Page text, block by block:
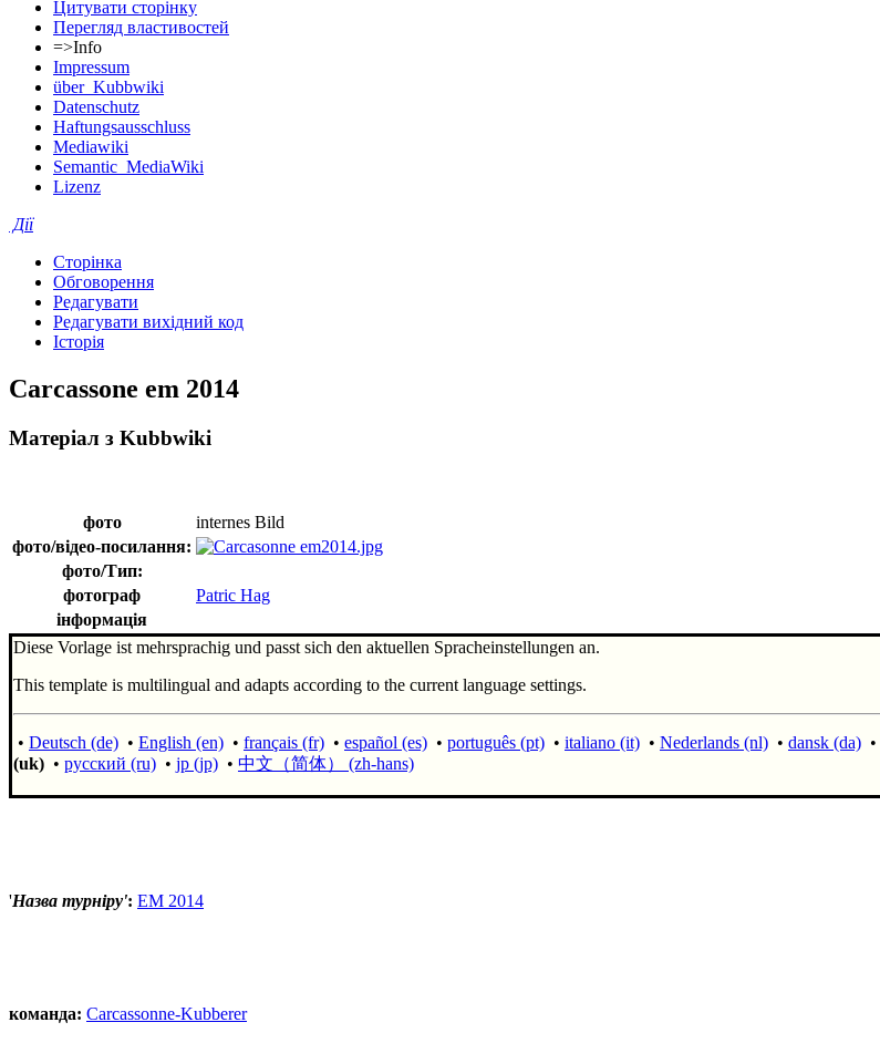
Цитувати сторінку
Перегляд властивостей
=>Info
Impressum
über_Kubbwiki
Datenschutz
Haftungsausschluss
Mediawiki
Semantic_MediaWiki
Lizenz
Дії
Сторінка
Обговорення
Редагувати
Редагувати вихідний код
Історія
Carcassone em 2014
Матеріал з Kubbwiki
фото
internes Bild
фото/відео-посилання:
фото/Тип:
фотограф
Patric Hag
інформація
Diese Vorlage ist mehrsprachig und passt sich den aktuellen Spracheinstellungen an.
This template is multilingual and adapts according to the current language settings.
• Deutsch (de) • English (en) • français (fr) • español (es) • português (pt) • italiano (it) • Nederlands (nl) • dansk (da) •
(uk) • русский (ru) • jp (jp) • 中文（简体）‎ (zh-hans)
'Назва турніру': EM 2014
команда: Carcassonne-Kubberer